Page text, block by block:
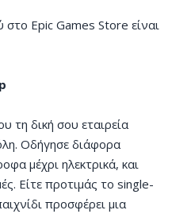
στο Epic Games Store είναι
τη δική σου εταιρεία
Οδήγησε διάφορα
μέχρι ηλεκτρικά, και
Είτε προτιμάς το single-
προσφέρει μια